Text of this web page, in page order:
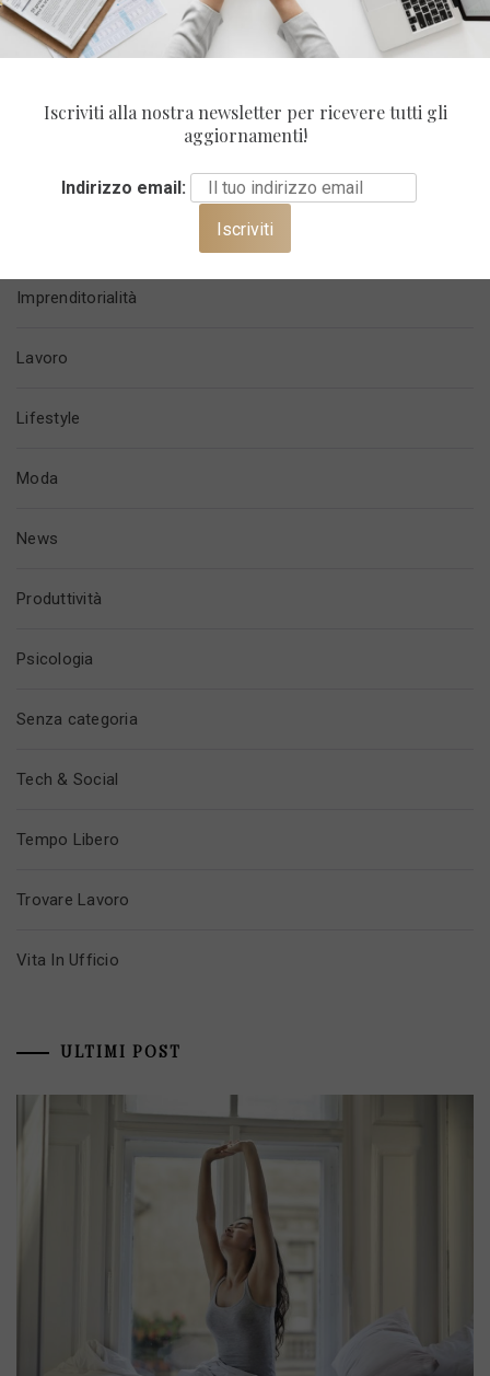
Benessere
Carriera
Imprenditorialità
Lavoro
Lifestyle
Moda
News
Produttività
Psicologia
Senza categoria
Tech & Social
Tempo Libero
Trovare Lavoro
Vita In Ufficio
ULTIMI POST
Iscriviti alla nostra newsletter per ricevere tutti gli
aggiornamenti!
Indirizzo email: